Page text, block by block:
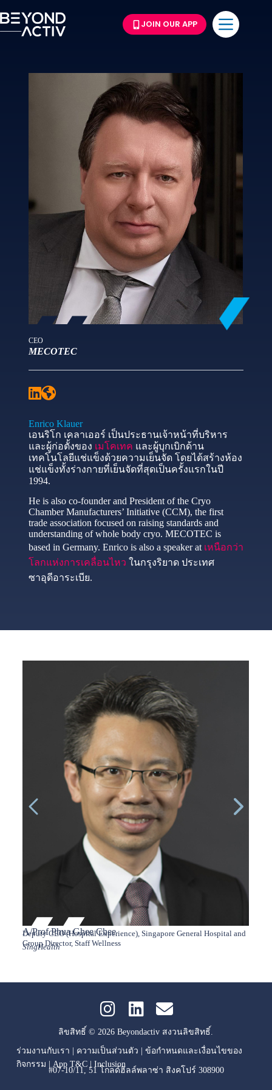
JOIN OUR APP
CEO
MECOTEC
Enrico Klauer
เอนริโก เคลาเออร์ เป็นประธานเจ้าหน้าที่บริหาร
และผู้ก่อตั้งของ เมโคเทค และผู้บุกเบิกด้าน
เทคโนโลยีแช่แข็งด้วยความเย็นจัด โดยได้สร้างห้อง
แช่แข็งทั้งร่างกายที่เย็นจัดที่สุดเป็นครั้งแรกในปี
1994.
He is also co-founder and President of the Cryo
Chamber Manufacturers’ Initiative (CCM), the first
trade association focused on raising standards and
understanding of whole body cryo. MECOTEC is
based in Germany. Enrico is also a speaker at เหนือกว่า
โลกแห่งการเคลื่อนไหว ในกรุงริยาด ประเทศ
ซาอุดีอาระเบีย.
A/Prof Phua Ghee Chee
Deputy CEO (Hospital Experience), Singapore General Hospital and
Group Director, Staff Wellness
SingHealth
ลิขสิทธิ์ © 2026 Beyondactiv สงวนลิขสิทธิ์.
ร่วมงานกับเรา ความเป็นส่วนตัว
ข้อกำหนดและเงื่อนไขของ
กิจกรรม
App T&C| Inclusion
#07-10/11, 51 โกลด์ฮิลล์พลาซ่า สิงคโปร์ 308900